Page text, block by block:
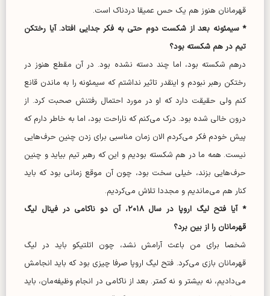
قهرمانان هنوز هم یک حس عمیقا دردناک است.
* سیمئونه بعد از شکست دوم حتی به فکر جدایی افتاد. آیا رختکن
تیم در هم شکسته بود؟
درهم شکسته بود، اما چند دسته نشده بود. در آن مقطع هنوز در
رختکن رهبر نبودم و اینقدر تاثیر نداشتم که سیمئونه را به ماندن قانع
کنم ولی حقیقت دارد که او در مورد احتمال رفتنش صحبت کرد. از
درون خالی شده بود. درک می‌کنم که ناراحت بود، اما به خاطر دارم که
پیش خودم فکر می‌کردم الان زمان مناسبی برای زدن چنین حرف‌هایی
نیست. همه ما در هم شکسته بودیم و این که رهبر تیم بیاید و چنین
حرف‌هایی بزند، خیلی سخت بود، چون آن موقع زمانی بود که باید
کنار هم می‌ماندیم و مجددا تلاش می‌کردیم.
* آیا فتح لیگ اروپا در سال ۲۰۱۸، آن دو ناکامی در فینال لیگ
قهرمانان را از بین برد؟
شخصا برای من باعث آرامش نشد، چون اتلتیکو باید در لیگ
قهرمانان بازی می‌کرد. فتح لیگ اروپا صرفا چیزی بود که باید انجامش
می‌دادیم، نه بیشتر و نه کمتر. بعد از ناکامی در انجام وظیفه‌مان، باید